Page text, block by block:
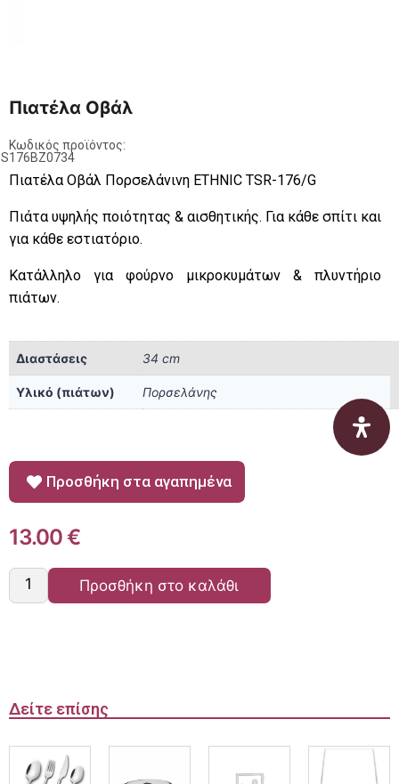
Πιατέλα Οβάλ
Κωδικός προϊόντος:
Πιατέλα Οβάλ Πορσελάνινη ETHNIC TSR-176/G
Πιάτα υψηλής ποιότητας & αισθητικής. Για κάθε σπίτι και
για κάθε εστιατόριο.
Κατάλληλο για φούρνο μικροκυμάτων & πλυντήριο
πιάτων.
Διαστάσεις 34 cm
Υλικό (πιάτων) Πορσελάνης
Προσθήκη στα αγαπημένα
13.00€
Προσθήκη στο καλάθι
Δείτε επίσης